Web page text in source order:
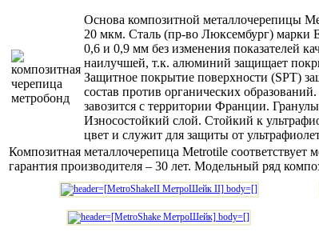
Основа композитной металлочерепицы
20 мкм. Сталь (пр-во Люксембург) марки
0,6 и 0,9 мм без изменения показателей
наилучшей, т.к. алюминий защищает
Защитное покрытие поверхности (SPT)
состав против органических
завозится с территории Франции.
Износостойкий слой. Стойкий к
цвет и служит для защиты от
Композитная металлочерепица Metrotile
гарантия производителя – 30 лет. Модельный ряд